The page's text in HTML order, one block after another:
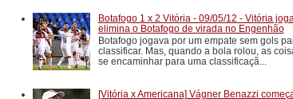
Botafogo 1 x 2 Vitória - 09/05/12 - Vitória
elimina o Botafogo de virada no Engenhão
Botafogo jogava por um empate sem gols
classificar. Mas, quando a bola rolou, as
se encaminhar para uma classificaçã...
[Vitória x Americana] Vágner Benazzi